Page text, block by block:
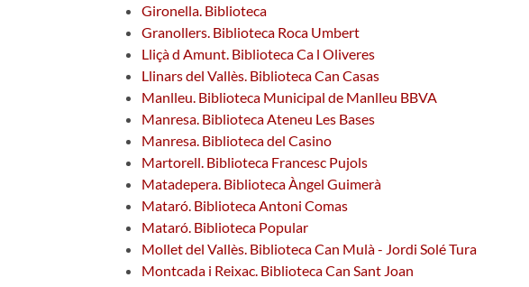
Gironella. Biblioteca
Granollers. Biblioteca Roca Umbert
Lliçà d Amunt. Biblioteca Ca l Oliveres
Llinars del Vallès. Biblioteca Can Casas
Manlleu. Biblioteca Municipal de Manlleu BBVA
Manresa. Biblioteca Ateneu Les Bases
Manresa. Biblioteca del Casino
Martorell. Biblioteca Francesc Pujols
Matadepera. Biblioteca Àngel Guimerà
Mataró. Biblioteca Antoni Comas
Mataró. Biblioteca Popular
Mollet del Vallès. Biblioteca Can Mulà - Jordi Solé Tura
Montcada i Reixac. Biblioteca Can Sant Joan